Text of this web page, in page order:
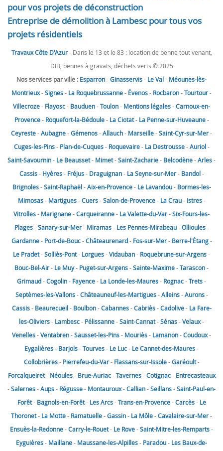
pour vos projets de déconstruction
Entreprise de démolition à Lambesc pour tous vos
projets résidentiels
Travaux Côte D'Azur- Dans le 13 et le 83 : location de benne tout venant,
DIB, bennes à gravats, déchets verts © 2025
Nos services par ville : Esparron-Ginasservis- Le Val- Méounes-lès-
Montrieux-Signes- La Roquebrussanne- Évenos- Rocbaron-Tourtour-
Villecroze- Flayosc- Bauduen-Toulon- Mentions légales-Carnoux-en-
Provence- Roquefort-la-Bédoule- La Ciotat- La Penne-sur-Huveaune-
Ceyreste-Aubagne-Gémenos-Allauch- Marseille-Saint-Cyr-sur-Mer-
Cuges-les-Pins- Plan-de-Cuques- Roquevaire- La Destrousse-Auriol-
Saint-Savournin- Le Beausset- Mimet-Saint-Zacharie- Belcodène-Arles-
Cassis- Hyères- Fréjus- Draguignan- La Seyne-sur-Mer- Bandol-
Brignoles-Saint-Raphaël-Aix-en-Provence- Le Lavandou- Bormes-les-
Mimosas- Martigues-Cuers-Salon-de-Provence- La Crau- Istres-
Vitrolles- Marignane-Carqueiranne- La Valette-du-Var-Six-Fours-les-
Plages-Sanary-sur-Mer- Miramas- Les Pennes-Mirabeau-Ollioules-
Gardanne- Port-de-Bouc-Châteaurenard- Fos-sur-Mer- Berre-l'Étang-
Le Pradet-Solliès-Pont- Lorgues-Vidauban- Roquebrune-sur-Argens-
Bouc-Bel-Air- Le Muy- Puget-sur-Argens-Sainte-Maxime-Tarascon-
Grimaud-Cogolin- Fayence- La Londe-les-Maures- Rognac-Trets-
Septèmes-les-Vallons-Châteauneuf-les-Martigues-Alleins-Aurons-
Cassis- Beaurecueil- Boulbon-Cabannes-Cabriès-Cadolive- La Fare-
les-Oliviers- Lambesc- Pélissanne-Saint-Cannat-Sénas-Velaux-
Venelles-Ventabren-Sausset-les-Pins- Mouriès- Lamanon-Coudoux-
Eygalières- Barjols-Tourves- Le Luc- Le Cannet-des-Maures-
Collobrières- Pierrefeu-du-Var- Flassans-sur-Issole-Garéoult-
Forcalqueiret- Néoules- Brue-Auriac-Tavernes-Cotignac- Entrecasteaux
-Salernes-Aups- Régusse- Montauroux-Callian-Seillans-Saint-Paul-en-
Forêt- Bagnols-en-Forêt- Les Arcs-Trans-en-Provence-Carcès- Le
Thoronet- La Motte- Ramatuelle-Gassin- La Môle-Cavalaire-sur-Mer-
Ensuès-la-Redonne-Carry-le-Rouet- Le Rove-Saint-Mitre-les-Remparts-
Eyguières- Maillane- Maussane-les-Alpilles- Paradou- Les Baux-de-